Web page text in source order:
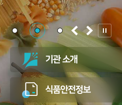
기관 소개
식품안전정보